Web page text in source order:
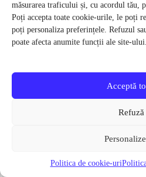
măsurarea traficului și, cu acordul tău,
Poți accepta toate cookie-urile, le poți
poți personaliza preferințele. Refuzul
poate afecta anumite funcții ale site-ului.
Acceptă
Refuză
Politica de cookie-uri
Butuc pedalier Shimano SM-